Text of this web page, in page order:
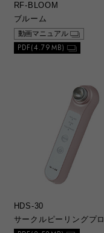
RF-BLOOM
ブルーム
動画マニュアル
PDF(4.79MB)
HDS-30
サークルピーリングプロ